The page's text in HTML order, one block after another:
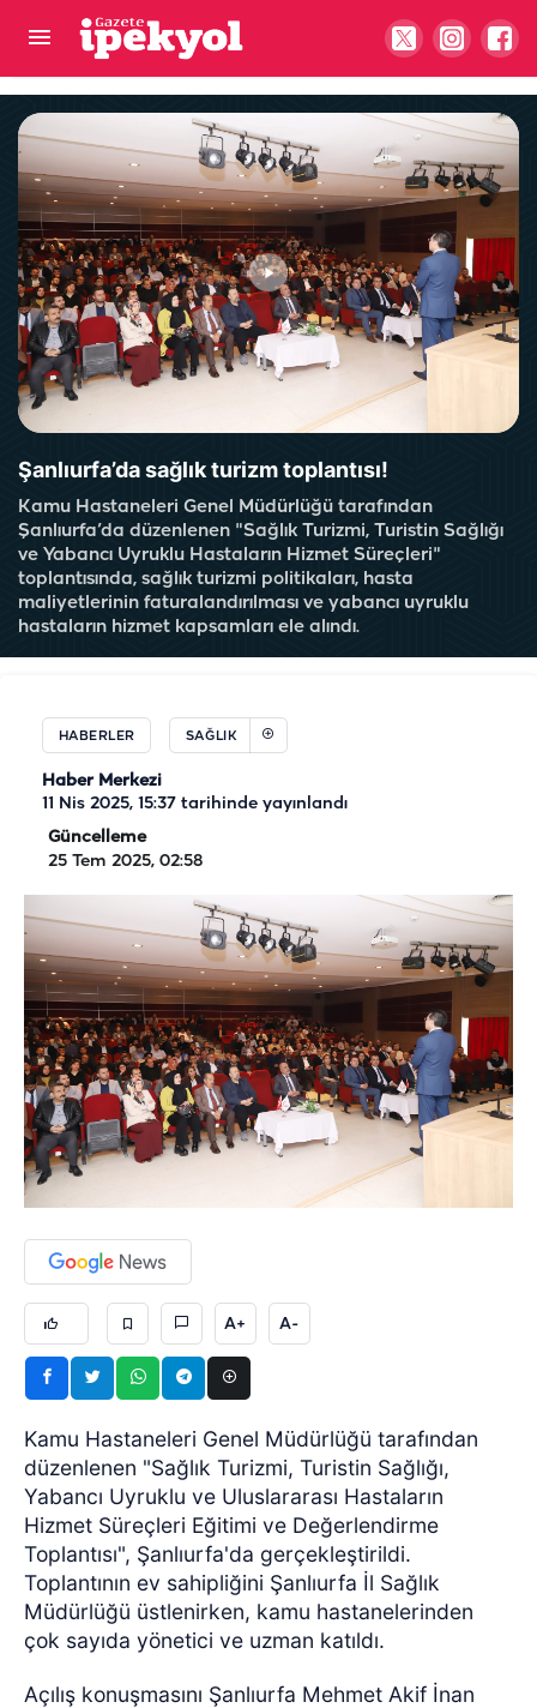
Şanlıurfa’da sağlık turizm toplantısı!
Kamu Hastaneleri Genel Müdürlüğü tarafından
Şanlıurfa’da düzenlenen "Sağlık Turizmi, Turistin Sağlığı
ve Yabancı Uyruklu Hastaların Hizmet Süreçleri"
toplantısında, sağlık turizmi politikaları, hasta
maliyetlerinin faturalandırılması ve yabancı uyruklu
hastaların hizmet kapsamları ele alındı.
HABERLER SAĞLIK
Haber Merkezi
11 Nis 2025, 15:37 tarihinde yayınlandı
Güncelleme
25 Tem 2025, 02:58
A+ A-
Kamu Hastaneleri Genel Müdürlüğü tarafından
düzenlenen "Sağlık Turizmi, Turistin Sağlığı,
Yabancı Uyruklu ve Uluslararası Hastaların
Hizmet Süreçleri Eğitimi ve Değerlendirme
Toplantısı", Şanlıurfa'da gerçekleştirildi.
Toplantının ev sahipliğini Şanlıurfa İl Sağlık
Müdürlüğü üstlenirken, kamu hastanelerinden
çok sayıda yönetici ve uzman katıldı.
Açılış konuşmasını Şanlıurfa Mehmet Akif İnan
Gebelere yaz uyarısı: Sıvı tüketimine dikkat